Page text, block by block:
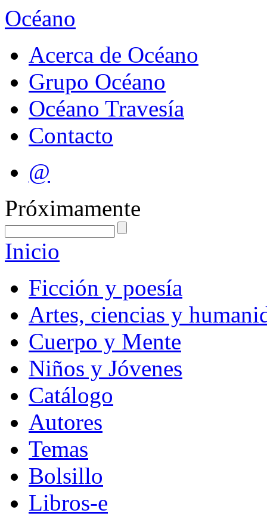
Océano
Acerca de Océano
Grupo Océano
Océano Travesía
Contacto
@
Próximamente
Inicio
Ficción y poesía
Artes, ciencias y
Cuerpo y Mente
Niños y Jóvenes
Catálogo
Autores
Temas
Bolsillo
Libros-e